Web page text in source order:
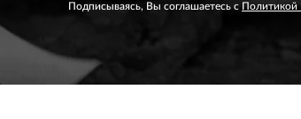
Подписываясь, Вы соглашаетесь с Политикой